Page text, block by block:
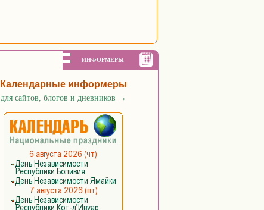
ИНФОРМЕРЫ
Календарные информеры
для сайтов, блогов и дневников →